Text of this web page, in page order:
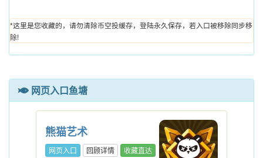
*这里是您收藏的，请勿清除币空投缓存，登陆永久保存，若入口被移除同步移
除!
网页入口鱼塘
熊猫艺术
网页入口 回顾详情
收藏直达